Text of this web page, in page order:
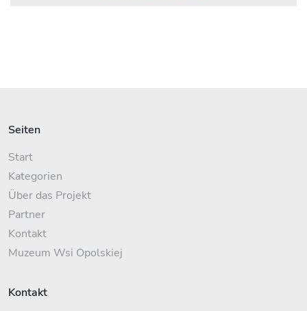
Seiten
Start
Kategorien
Über das Projekt
Partner
Kontakt
Muzeum Wsi Opolskiej
Kontakt